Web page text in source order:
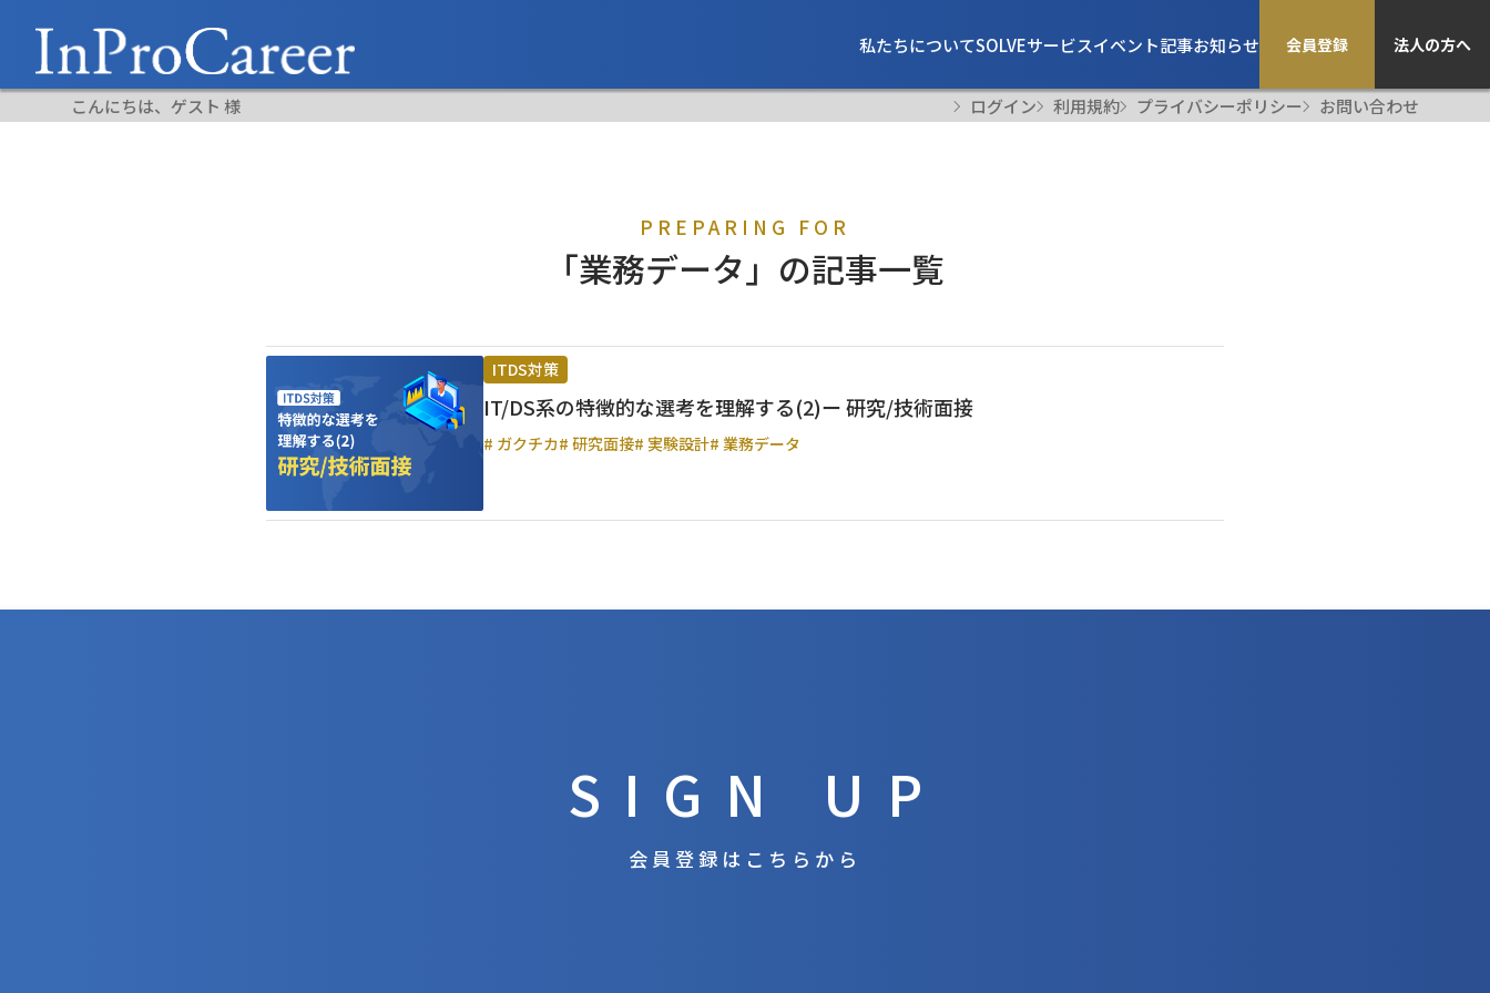
私たちについてSOLVEサービスイベント記事お知らせ 会員登録 法人の方へ
こんにちは、ゲスト 様 ログイン 利用規約 プライバシーポリシー お問い合わせ
PREPARING FOR
「業務データ」の記事一覧
ITDS対策
IT/DS系の特徴的な選考を理解する(2)ー 研究/技術面接
# ガクチカ# 研究面接# 実験設計# 業務データ
SIGN UP
会員登録はこちらから